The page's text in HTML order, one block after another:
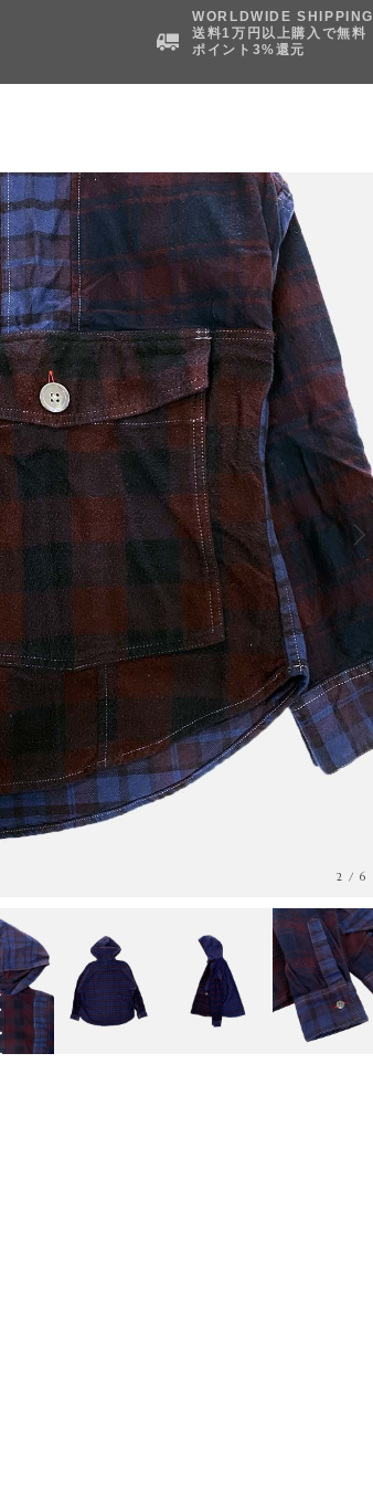
WORLDWIDE SHIPPING
送料1万円以上購入で無料
ポイント3%還元
3 /6